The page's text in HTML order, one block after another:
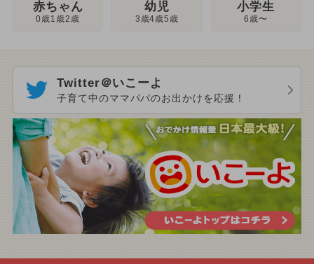
赤ちゃん
0歳1歳2歳
幼児
3歳4歳5歳
小学生
6歳〜
Twitter＠いこーよ
子育て中のママパパのお出かけを応援！